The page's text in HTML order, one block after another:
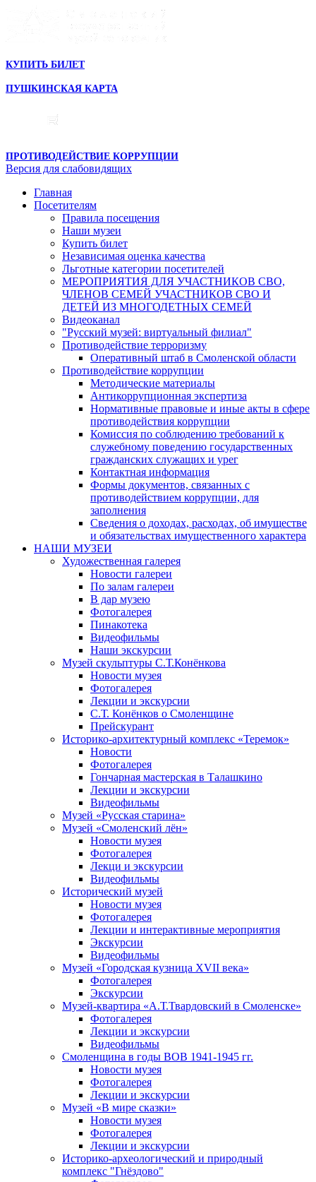
КУПИТЬ БИЛЕТ
ПУШКИНСКАЯ КАРТА
ПРОТИВОДЕЙСТВИЕ КОРРУПЦИИ
Версия для слабовидящих
Главная
Посетителям
Правила посещения
Наши музеи
Купить билет
Независимая оценка качества
Льготные категории посетителей
МЕРОПРИЯТИЯ ДЛЯ УЧАСТНИКОВ СВО,
ЧЛЕНОВ СЕМЕЙ УЧАСТНИКОВ СВО И
ДЕТЕЙ ИЗ МНОГОДЕТНЫХ СЕМЕЙ
Видеоканал
"Русский музей: виртуальный филиал"
Противодействие терроризму
Оперативный штаб в Смоленской области
Противодействие коррупции
Методические материалы
Антикоррупционная экспертиза
Нормативные правовые и иные акты в сфере
противодействия коррупции
Комиссия по соблюдению требований к
служебному поведению государственных
гражданских служащих и урег
Контактная информация
Формы документов, связанных с
противодействием коррупции, для
заполнения
Сведения о доходах, расходах, об имуществе
и обязательствах имущественного характера
НАШИ МУЗЕИ
Художественная галерея
Новости галереи
По залам галереи
В дар музею
Фотогалерея
Пинакотека
Видеофильмы
Наши экскурсии
Музей скульптуры С.Т.Конёнкова
Новости музея
Фотогалерея
Лекции и экскурсии
С.Т. Конёнков о Смоленщине
Прейскурант
Историко-архитектурный комплекс «Теремок»
Новости
Фотогалерея
Гончарная мастерская в Талашкино
Лекции и экскурсии
Видеофильмы
Музей «Русская старина»
Музей «Смоленский лён»
Новости музея
Фотогалерея
Лекци и экскурсии
Видеофильмы
Исторический музей
Новости музея
Фотогалерея
Лекции и интерактивные мероприятия
Экскурсии
Видеофильмы
Музей «Городская кузница XVII века»
Фотогалерея
Экскурсии
Музей-квартира «А.Т.Твардовский в Смоленске»
Фотогалерея
Лекции и экскурсии
Видеофильмы
Смоленщина в годы ВОВ 1941-1945 гг.
Новости музея
Фотогалерея
Лекции и экскурсии
Музей «В мире сказки»
Новости музея
Фотогалерея
Лекции и экскурсии
Историко-археологический и природный
комплекс "Гнёздово"